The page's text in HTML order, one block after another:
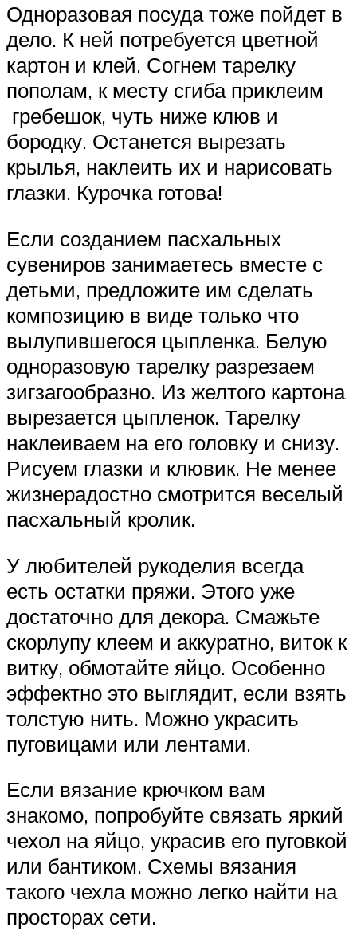
Одноразовая посуда тоже пойдет в
дело. К ней потребуется цветной
картон и клей. Согнем тарелку
пополам, к месту сгиба приклеим
гребешок, чуть ниже клюв и
бородку. Останется вырезать
крылья, наклеить их и нарисовать
глазки. Курочка готова!
Если созданием пасхальных
сувениров занимаетесь вместе с
детьми, предложите им сделать
композицию в виде только что
вылупившегося цыпленка. Белую
одноразовую тарелку разрезаем
зигзагообразно. Из желтого картона
вырезается цыпленок. Тарелку
наклеиваем на его головку и снизу.
Рисуем глазки и клювик. Не менее
жизнерадостно смотрится веселый
пасхальный кролик.
У любителей рукоделия всегда
есть остатки пряжи. Этого уже
достаточно для декора. Смажьте
скорлупу клеем и аккуратно, виток к
витку, обмотайте яйцо. Особенно
эффектно это выглядит, если взять
толстую нить. Можно украсить
пуговицами или лентами.
Если вязание крючком вам
знакомо, попробуйте связать яркий
чехол на яйцо, украсив его пуговкой
или бантиком. Схемы вязания
такого чехла можно легко найти на
просторах сети.